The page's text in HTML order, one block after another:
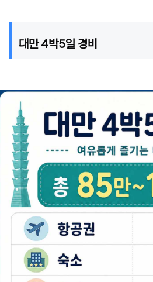
대만 4박5일 경비